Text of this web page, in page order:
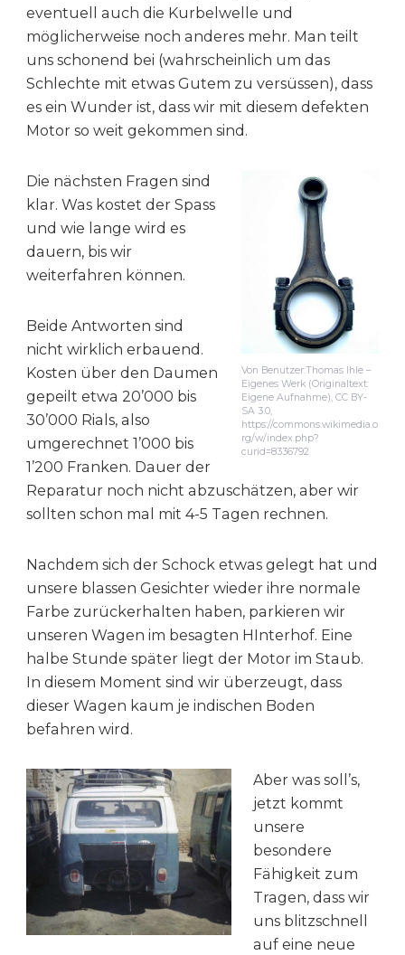
eventuell auch die Kurbelwelle und
möglicherweise noch anderes mehr. Man teilt
uns schonend bei (wahrscheinlich um das
Schlechte mit etwas Gutem zu versüssen), dass
es ein Wunder ist, dass wir mit diesem defekten
Motor so weit gekommen sind.
Von Benutzer:Thomas Ihle –
Eigenes Werk (Originaltext:
Eigene Aufnahme), CC BY-
SA 3.0,
https://commons.wikimedia.o
rg/w/index.php?
curid=8336792
Die nächsten Fragen sind
klar. Was kostet der Spass
und wie lange wird es
dauern, bis wir
weiterfahren können.
Beide Antworten sind
nicht wirklich erbauend.
Kosten über den Daumen
gepeilt etwa 20’000 bis
30’000 Rials, also
umgerechnet 1’000 bis
1’200 Franken. Dauer der
Reparatur noch nicht abzuschätzen, aber wir
sollten schon mal mit 4-5 Tagen rechnen.
Nachdem sich der Schock etwas gelegt hat und
unsere blassen Gesichter wieder ihre normale
Farbe zurückerhalten haben, parkieren wir
unseren Wagen im besagten HInterhof. Eine
halbe Stunde später liegt der Motor im Staub.
In diesem Moment sind wir überzeugt, dass
dieser Wagen kaum je indischen Boden
befahren wird.
Aber was soll’s,
jetzt kommt
unsere
besondere
Fähigkeit zum
Tragen, dass wir
uns blitzschnell
auf eine neue